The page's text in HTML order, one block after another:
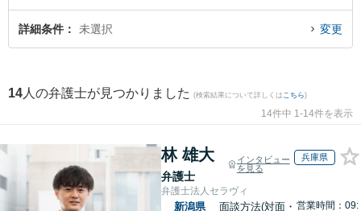
に相談したい』『国や自治体相手のトラブル解決の実績豊富な近くの弁護士を
検索したい』『初回相談無料で国や自治体相手を法律相談できる新潟県内の弁
詳細条件 未選択 変更
14 人の弁護士が見つかりました (検索結果について詳しくは こちら)
14件中 1-14件を表示
林 雄大
弁護士
インタビュー
を見る
兵庫県
弁護士法人セラヴィ
新潟県
面談方法(対面・ 営業時間：09: